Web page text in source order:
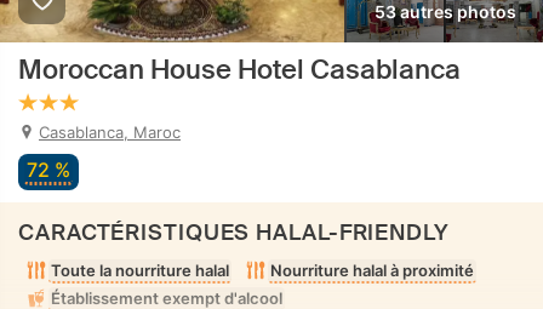
53 autres photos
Moroccan House Hotel Casablanca
Casablanca, Maroc
72 %
CARACTÉRISTIQUES HALAL-FRIENDLY
Toute la nourriture halal
Nourriture halal à proximité
Établissement exempt d'alcool